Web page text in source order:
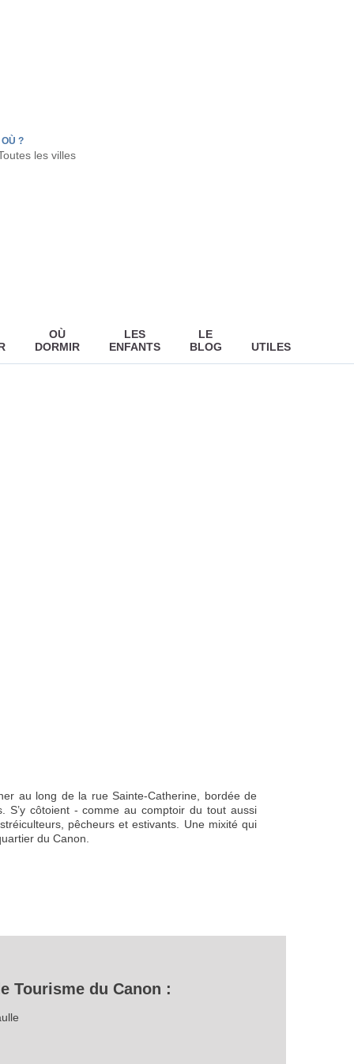
OÙ ?
OÙ
DORMIR
LES
ENFANTS
LE
BLOG
UTILES
au long de la rue Sainte-Catherine, bordée de
S’y côtoient - comme au comptoir du tout aussi
pêcheurs et estivants. Une mixité qui
du Canon.
Tourisme du Canon :